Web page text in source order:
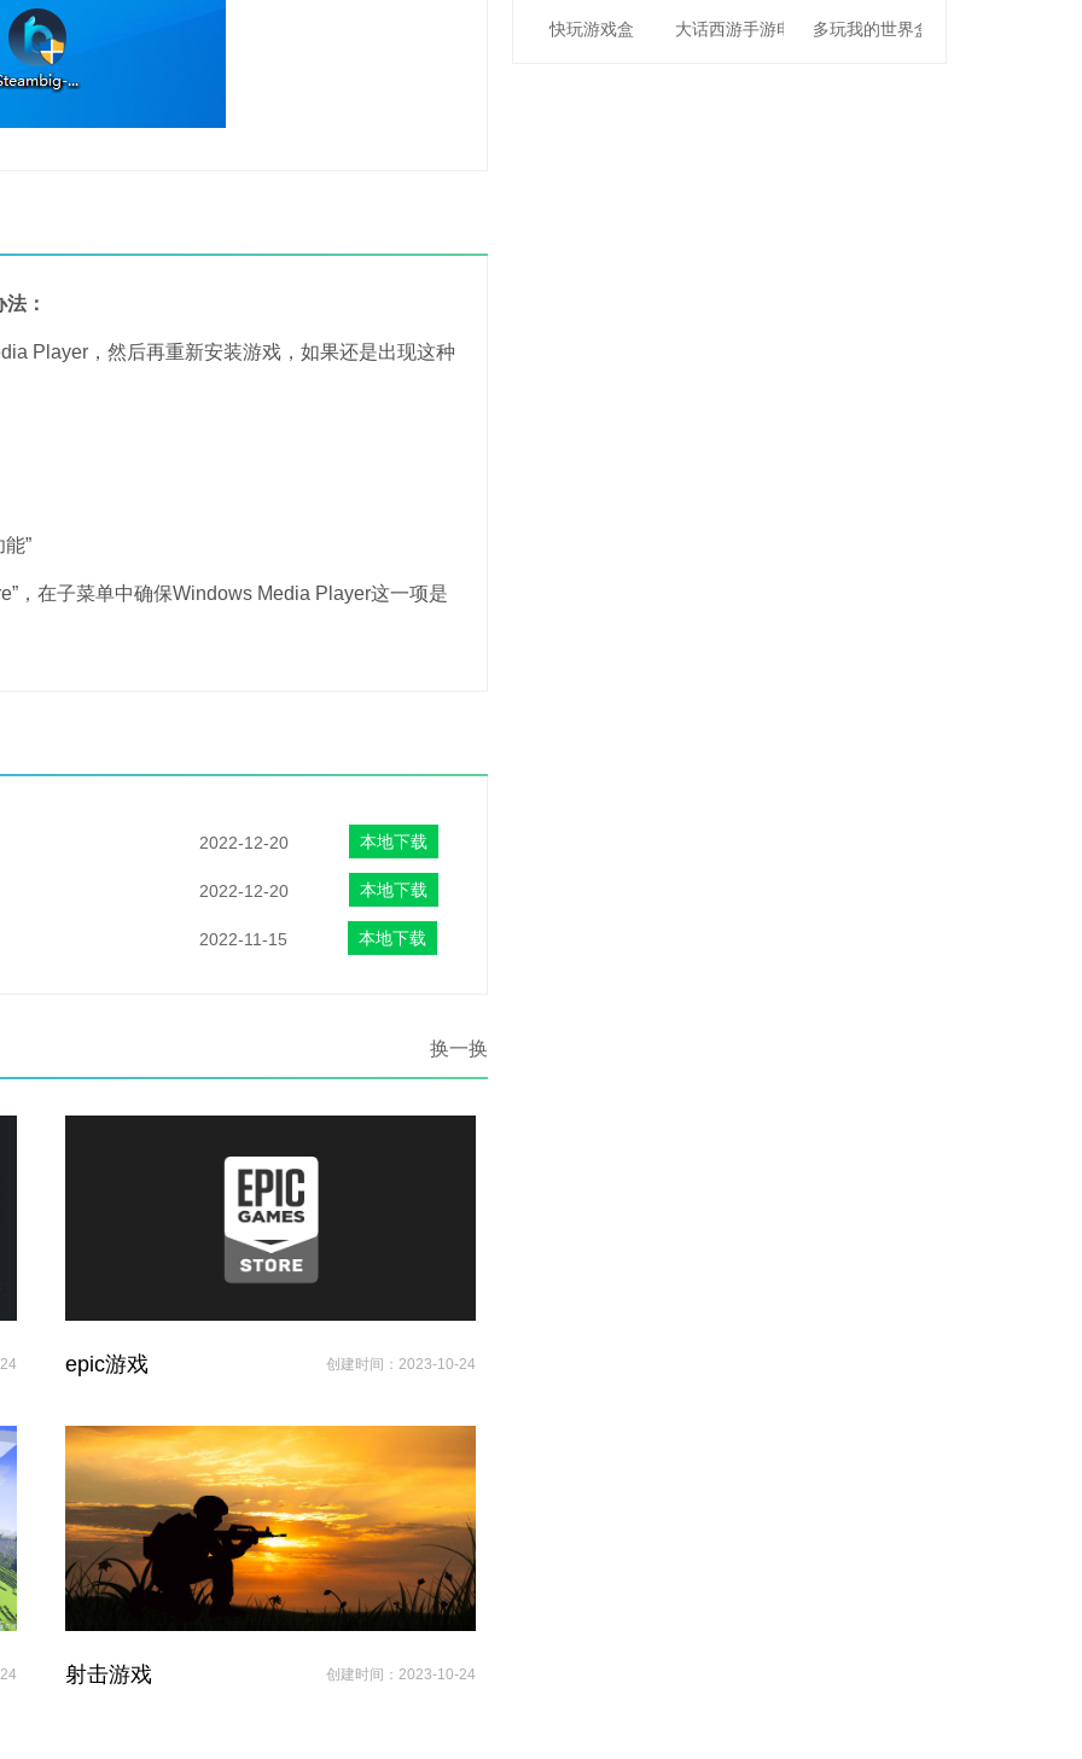
：
，然后再重新安装游戏，如果还是出现这种
”
在子菜单中确保Windows Media Player这一项是
2022-12-20 本地下载
2022-12-20 本地下载
2022-11-15 本地下载
换一换
epic游戏 创建时间：2023-10-24
射击游戏 创建时间：2023-10-24
快玩游戏盒 大话西游手游电脑版多玩我的世界盒子